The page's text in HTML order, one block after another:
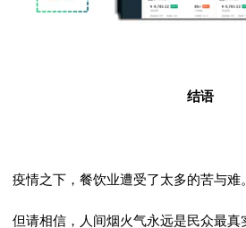
结语
疫情之下，餐饮业遭受了太多的苦与难
但请相信，人间烟火气永远是民众最真